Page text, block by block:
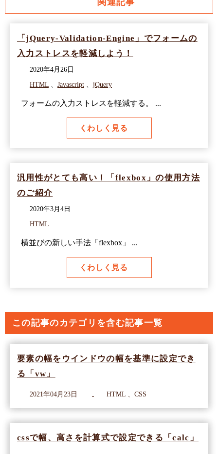
関連記事
「jQuery-Validation-Engine」でフォームの
入力ストレスを軽減しよう！
2020年4月26日
HTML 、 Javascript 、 jQuery
フォームの入力ストレスを軽減する。 ...
くわしく見る
汎用性がとても高い！「flexbox」の使用方法
のご紹介
2020年3月4日
HTML
横並びの新しい手法「flexbox」 ...
くわしく見る
この記事のカテゴリを含む記事一覧
要素の幅をウインドウの幅を基準に設定でき
る「vw」
2021年04月23日 HTML 、CSS
cssで幅、高さを計算式で設定できる「calc」